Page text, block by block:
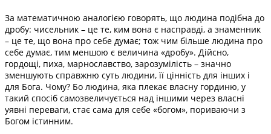
За математичною аналогією говорять, що людина подібна до
дробу: чисельник – це те, ким вона є насправді, а знаменник
– це те, що вона про себе думає; тож чим більше людина про
себе думає, тим меншою є величина «дробу». Дійсно,
гордощі, пиха, марнославство, зарозумілість – значно
зменшують справжню суть людини, її цінність для інших і
для Бога. Чому? Бо людина, яка плекає власну гординю, у
такий спосіб самозвеличується над іншими через власні
уявні переваги, стає сама для себе «богом», пориваючи з
Богом істинним.